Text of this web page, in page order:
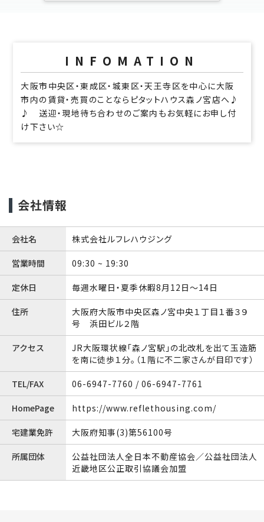
INFOMATION
大阪市中央区・東成区・城東区・天王寺区を中心に大阪
市内の賃貸・売買のことならピタットハウス森ノ宮店へ♪
♪ 送迎・現地待ち合わせのご案内もお気軽にお申し付
け下さい☆
会社情報
会社名 株式会社ルフレハウジング
営業時間 09:30 ~ 19:30
定休日 毎週水曜日・夏季休暇8月12日〜14日
住所
大阪府大阪市中央区森ノ宮中央１丁目１番３９
号 浜田ビル２階
アクセス
JR大阪環状線「森ノ宮駅」の北改札を出て玉造筋
を南に徒歩１分。（１階に不二家さんが目印です）
TEL/FAX 06-6947-7760 / 06-6947-7761
HomePage https://www.reflethousing.com/
宅建業免許 大阪府知事(3)第56100号
所属団体
公益社団法人全日本不動産協会／公益社団法人
近畿地区公正取引協議会加盟